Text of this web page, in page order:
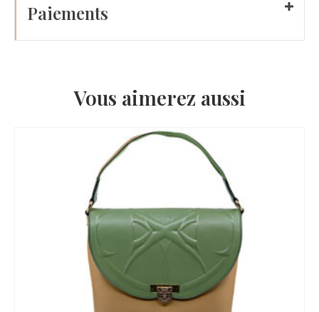
Paiements
Vous aimerez aussi